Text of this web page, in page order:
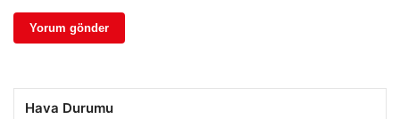
Hava Durumu